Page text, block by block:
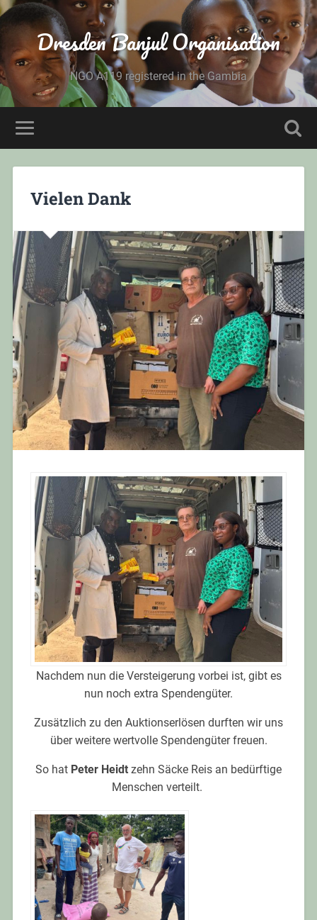
Dresden Banjul Organisation
NGO A119 registered in the Gambia
Vielen Dank
Nachdem nun die Versteigerung vorbei ist, gibt es
nun noch extra Spendengüter.
Zusätzlich zu den Auktionserlösen durften wir uns
über weitere wertvolle Spendengüter freuen.
So hat Peter Heidt zehn Säcke Reis an bedürftige
Menschen verteilt.